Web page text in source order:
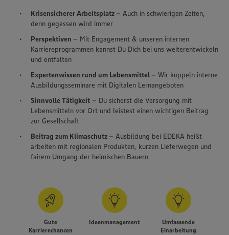
Krisensicherer Arbeitsplatz – Auch in schwierigen Zeiten,
denn gegessen wird immer
Perspektiven – Mit Engagement & unseren internen
Karriereprogrammen kannst Du Dich bei uns weiterentwickeln
und entfalten
Expertenwissen rund um Lebensmittel – Wir koppeln interne
Ausbildungsseminare mit Digitalen Lernangeboten
Sinnvolle Tätigkeit – Du sicherst die Versorgung mit
Lebensmitteln vor Ort und leistest einen wichtigen Beitrag
zur Gesellschaft
Beitrag zum Klimaschutz – Ausbildung bei EDEKA heißt
arbeiten mit regionalen Produkten, kurzen Lieferwegen und
fairem Umgang der heimischen Bauern
Gute
Karrierechancen
Ideenmanagement
Umfassende
Einarbeitung